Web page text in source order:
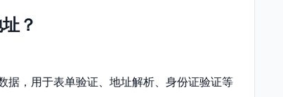
？
据，用于表单验证、地址解析、身份证验证等